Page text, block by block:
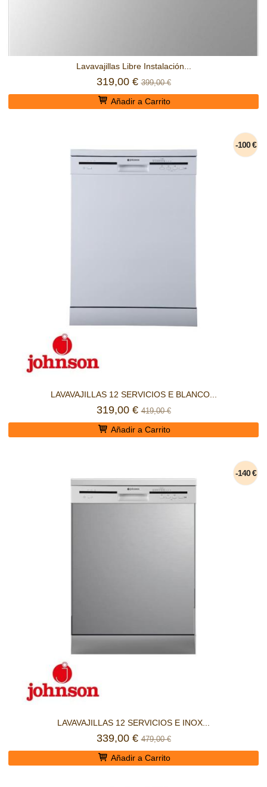
Lavavajillas Libre Instalación...
319,00 €399,00 €
Añadir a Carrito
-100 €
LAVAVAJILLAS 12 SERVICIOS E BLANCO...
319,00 €419,00 €
Añadir a Carrito
-140 €
LAVAVAJILLAS 12 SERVICIOS E INOX...
339,00 €479,00 €
Añadir a Carrito